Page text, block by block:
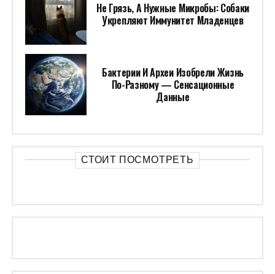
Не Грязь, А Нужные Микробы: Собаки
Укрепляют Иммунитет Младенцев
Бактерии И Археи Изобрели Жизнь
По-Разному — Сенсационные
Данные
СТОИТ ПОСМОТРЕТЬ